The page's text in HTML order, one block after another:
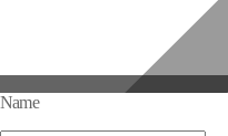
Name